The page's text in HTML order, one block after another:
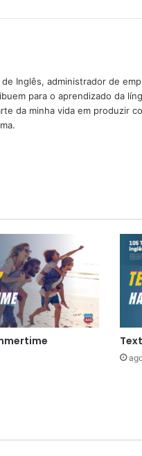
Inglês, administrador de
para o aprendizado da
da minha vida em produzir